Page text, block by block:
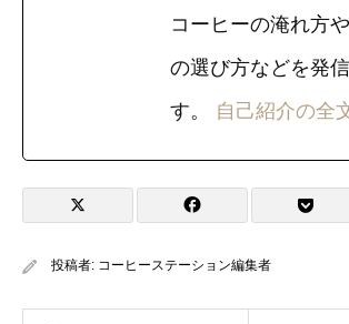
コーヒーの淹れ方
の選び方などを発
す。 自己紹介の全
投稿者: コーヒーステーション編集者